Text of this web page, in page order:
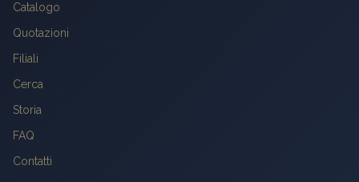
Catalogo
Quotazioni
Filiali
Cerca
Storia
FAQ
Contatti